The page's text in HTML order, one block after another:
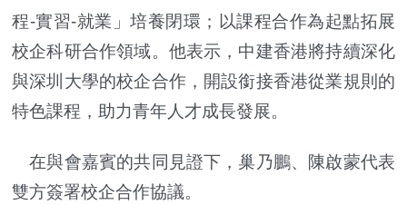
程-實習-就業」培養閉環；以課程合作為起點拓展
校企科研合作領域。他表示，中建香港將持續深化
與深圳大學的校企合作，開設銜接香港從業規則的
特色課程，助力青年人才成長發展。
在與會嘉賓的共同見證下，巢乃鵬、陳啟蒙代表
雙方簽署校企合作協議。